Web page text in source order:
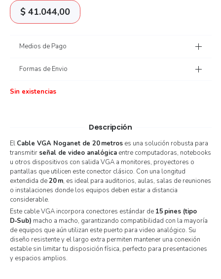
$41.044,00
Medios de Pago
Formas de Envio
Sin existencias
Descripción
El Cable VGA Noganet de 20 metroses una solución robusta para
transmitir señal de video analógicaentre computadoras, notebooks
u otros dispositivos con salida VGA a monitores, proyectores o
pantallas que utilicen este conector clásico. Con una longitud
extendida de20 m, es ideal para auditorios, aulas, salas de reuniones
o instalaciones donde los equipos deben estar a distancia
considerable.
Este cable VGA incorpora conectores estándar de 15 pines (tipo
D‑Sub) macho a macho, garantizando compatibilidad con la mayoría
de equipos que aún utilizan este puerto para video analógico. Su
diseño resistente y el largo extra permiten mantener una conexión
estable sin limitar tu disposición física, perfecto para presentaciones
y espacios amplios.